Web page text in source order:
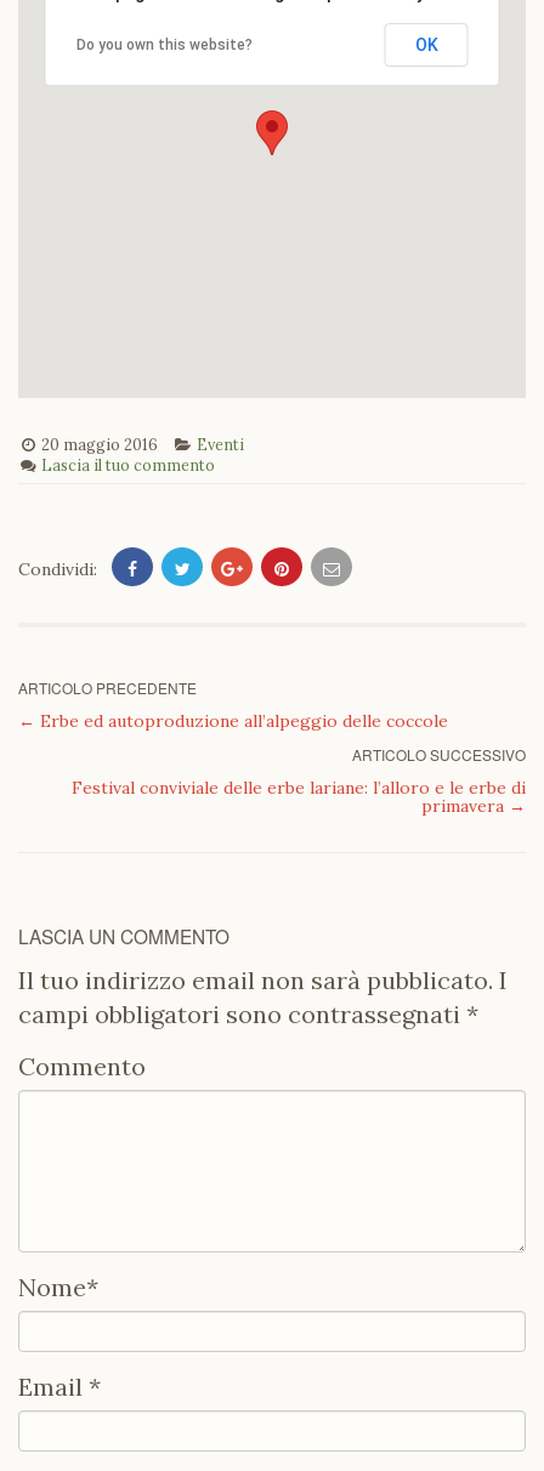
Do you own this website? OK
20 maggio 2016
Eventi
Lascia il tuo commento
Condividi:
ARTICOLO PRECEDENTE
← Erbe ed autoproduzione all’alpeggio delle coccole
ARTICOLO SUCCESSIVO
Festival conviviale delle erbe lariane: l’alloro e le erbe di
primavera →
LASCIA UN COMMENTO
Il tuo indirizzo email non sarà pubblicato. I
campi obbligatori sono contrassegnati *
Commento
Nome*
Email *